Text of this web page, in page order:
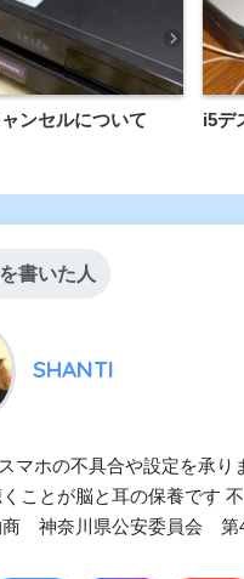
ンセルについて i5デ
書いた人
SHANTI
マホの不具合や設定を承り
ことが脳と耳の保養です
商 神奈川県公安委員会 第